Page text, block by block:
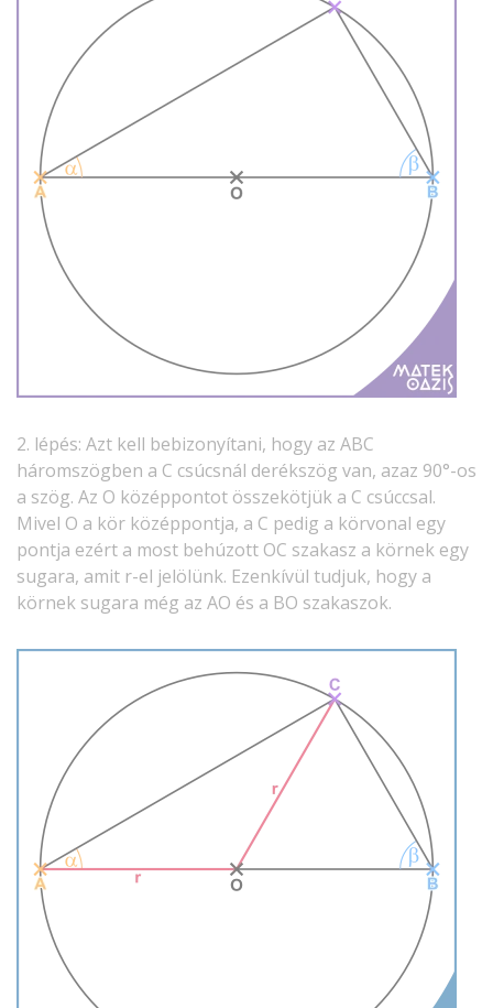
2. lépés: Azt kell bebizonyítani, hogy az ABC
háromszögben a C csúcsnál derékszög van, azaz 90°-os
a szög. Az O középpontot összekötjük a C csúccsal.
Mivel O a kör középpontja, a C pedig a körvonal egy
pontja ezért a most behúzott OC szakasz a körnek egy
sugara, amit r-el jelölünk. Ezenkívül tudjuk, hogy a
körnek sugara még az AO és a BO szakaszok.